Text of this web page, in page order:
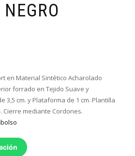
en Material Sintético Acharolado
forrado en Tejido Suave y
3,5 cm. y Plataforma de 1 cm. Plantilla
Cierre mediante Cordones.